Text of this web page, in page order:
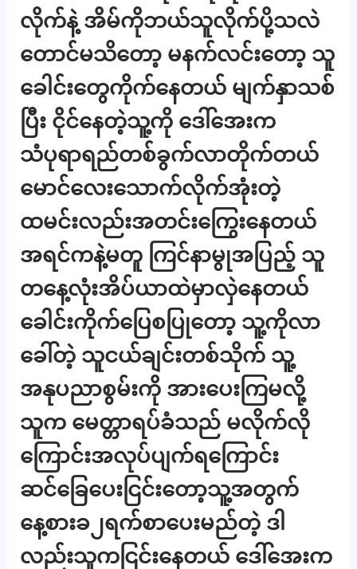
လိုက်နဲ့ အိမ်ကိုဘယ်သူလိုက်ပို့သလဲ
တောင်မသိတော့ မနက်လင်းတော့ သူ
ခေါင်းတွေကိုက်နေတယ် မျက်နှာသစ်
ပြီး ငိုင်နေတဲ့သူ့ကို ဒေါ်အေးက
သံပုရာရည်တစ်ခွက်လာတိုက်တယ်
မောင်လေးသောက်လိုက်အုံးတဲ့
ထမင်းလည်းအတင်းကြွေးနေတယ်
အရင်ကနဲ့မတူ ကြင်နာမွုအပြည့် သူ
တနေ့လုံးအိပ်ယာထဲမှာလှဲနေတယ်
ခေါင်းကိုက်ပြေစပြုတော့ သူ့ကိုလာ
ခေါ်တဲ့ သူငယ်ချင်းတစ်သိုက် သူ့
အနုပညာစွမ်းကို အားပေးကြမလို့
သူက ​မေတ္တာရပ်ခံသည် မလိုက်လို
ကြောင်းအလုပ်ပျက်ရကြောင်း
ဆင်ခြေပေးငြင်းတော့သူ့အတွက်
နေ့စားခ၂ရက်စာပေးမည်တဲ့ ဒါ
လည်းသူကငြင်းနေတယ် ဒေါ်အေးက